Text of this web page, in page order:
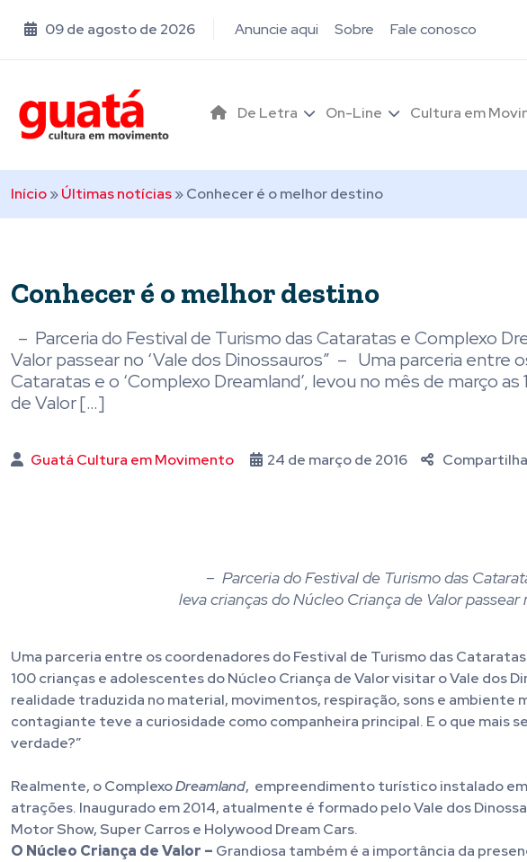
09 de agosto de 2026 Anuncie aqui Sobre Fale conosco
De Letra On-Line Cultura em
Início»Últimas notícias»Conhecer é o melhor destino
Conhecer é o melhor destino
– Parceria do Festival de Turismo das Cataratas e Complexo
Valor passear no ‘Vale dos Dinossauros” – Uma parceria entre
Cataratas e o ‘Complexo Dreamland’, levou no mês de março
de Valor […]
Guatá Cultura em Movimento 24 de março de 2016
– Parceria do Festival de Turismo das
leva crianças do Núcleo Criança de Valor passear
Uma parceria entre os coordenadores do Festival de Turismo das Cataratas
100 crianças e adolescentes do Núcleo Criança de Valor visitar o Vale dos
realidade traduzida no material, movimentos, respiração, sons e ambiente
contagiante teve a curiosidade como companheira principal. E o que mais
verdade?”
Realmente, o ComplexoDreamland, empreendimento turístico instalado
atrações. Inaugurado em 2014, atualmente é formado pelo Vale dos
Motor Show, Super Carros e Holywood Dream Cars.
O Núcleo Criança de Valor – Grandiosa também é a importância da